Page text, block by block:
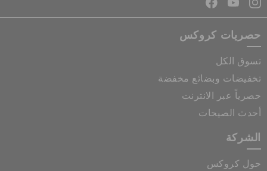
حصريات كروكس
تسوق الكل
تخفيضات وبضائع مخفضة
حصرياً عبر الانترنت
أحدث الصيحات
الشركة
حول كروكس